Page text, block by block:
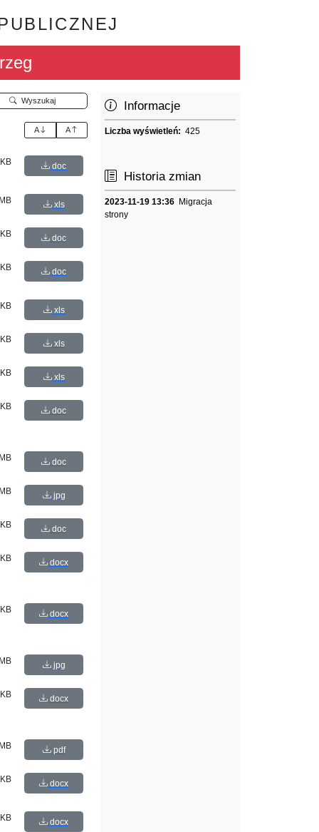
Wyszukaj
A A
doc
xls
doc
doc
xls
xls
xls
doc
doc
jpg
doc
docx
docx
jpg
docx
pdf
docx
docx
Informacje
Liczba wyświetleń:425
Historia zmian
2023-11-19 13:36 Migracja
strony